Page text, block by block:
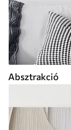
Absztrakció